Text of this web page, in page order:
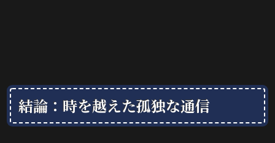
結論：時を越えた孤独な通信